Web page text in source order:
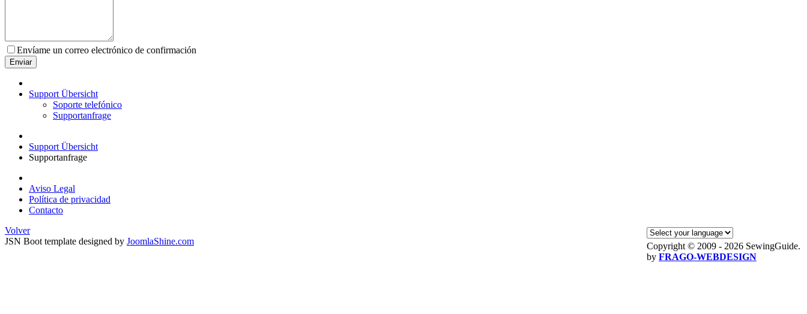
Envíame un correo electrónico de confirmación
Enviar
Support Übersicht
Soporte telefónico
Supportanfrage
Support Übersicht
Supportanfrage
Aviso Legal
Política de privacidad
Contacto
Copyright © 2009 - 2026 SewingGuide.
by FRAGO-WEBDESIGN
Volver
JSN Boot template designed by JoomlaShine.com